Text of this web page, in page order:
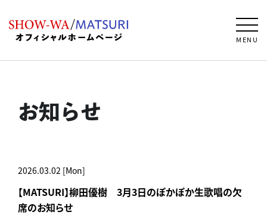
MENU
お知らせ
2026.03.02 [Mon]
【MATSURI】柳田優樹 3月3日のぽかぽか生歌唱の欠
席のお知らせ